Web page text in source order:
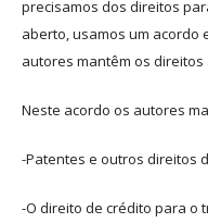
precisamos dos direitos
aberto, usamos um acordo
autores mantêm os
Neste acordo os autores
-Patentes e outros direitos
-O direito de crédito para o